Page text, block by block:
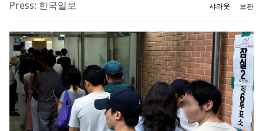
Press: 한국일보 샤라웃 보관